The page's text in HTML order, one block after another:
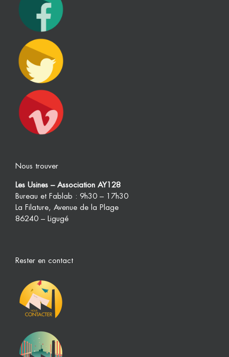
Nous trouver
Les Usines – Association AY128
Bureau et Fablab : 9h30 – 17h30
La Filature, Avenue de la Plage
86240 – Ligugé
Rester en contact